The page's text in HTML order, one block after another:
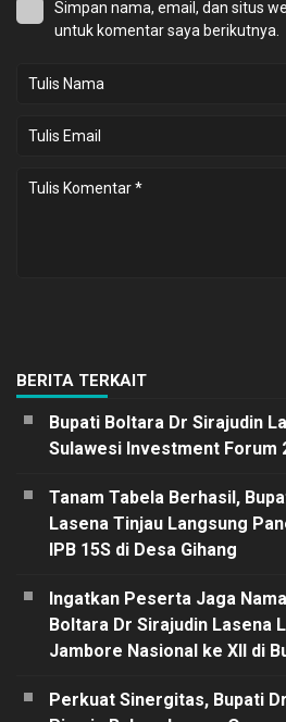
Simpan nama, email, dan situs
untuk komentar saya berikutnya.
BERITA TERKAIT
Bupati Boltara Dr Sirajudin
Sulawesi Investment Forum
Tanam Tabela Berhasil,
Lasena Tinjau Langsung
IPB 15S di Desa Gihang
Ingatkan Peserta Jaga
Boltara Dr Sirajudin Lasena
Jambore Nasional ke XII di
Perkuat Sinergitas, Bupati